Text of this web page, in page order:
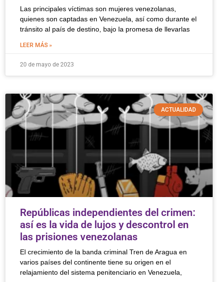
Las principales víctimas son mujeres venezolanas,
quienes son captadas en Venezuela, así como durante el
tránsito al país de destino, bajo la promesa de llevarlas
LEER MÁS »
20 de mayo de 2023
ACTUALIDAD
Repúblicas independientes del crimen:
así es la vida de lujos y descontrol en
las prisiones venezolanas
El crecimiento de la banda criminal Tren de Aragua en
varios países del continente tiene su origen en el
relajamiento del sistema penitenciario en Venezuela,